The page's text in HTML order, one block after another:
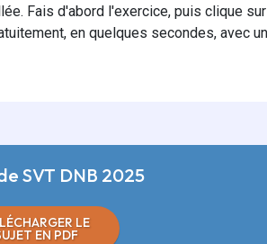
Fais d'abord l'exercice, puis clique
en quelques secondes, avec
SVT DNB 2025
LE
EN PDF